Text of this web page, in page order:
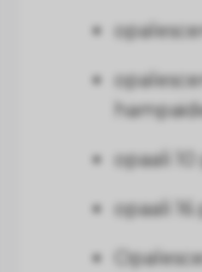
opaali
opaali